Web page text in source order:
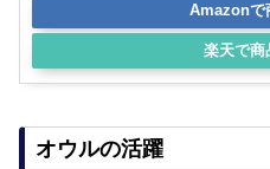
Amazonで
楽天で商
オウルの活躍